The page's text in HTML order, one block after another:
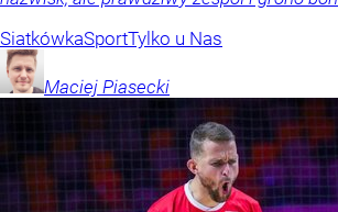
SiatkówkaSportTylko u Nas
Maciej Piasecki